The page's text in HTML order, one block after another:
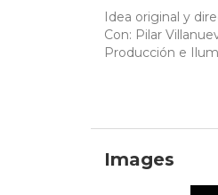
Idea original y
Con: Pilar
Producción e
Images